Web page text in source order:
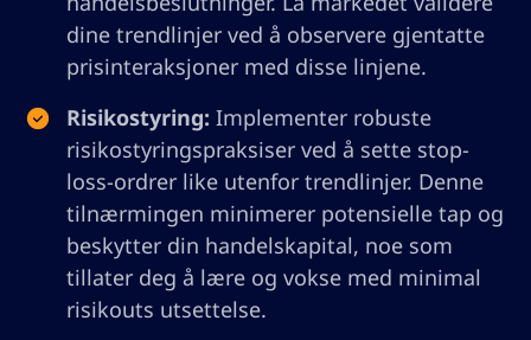
dine trendlinjer ved å observere gjentatte
prisinteraksjoner med disse linjene.
Risikostyring: Implementer robuste
risikostyringspraksiser ved å sette stop-
loss-ordrer like utenfor trendlinjer. Denne
tilnærmingen minimerer potensielle tap og
beskytter din handelskapital, noe som
tillater deg å lære og vokse med minimal
risikouts utsettelse.